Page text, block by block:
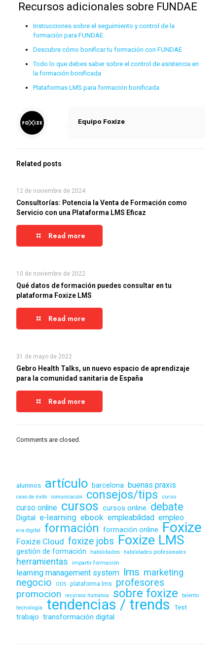
Recursos adicionales sobre FUNDAE
Instrucciones sobre el seguimiento y control de la
formación para FUNDAE
Descubre cómo bonificar tu formación con FUNDAE
Todo lo que debes saber sobre el control de asistencia en
la formación bonificada
Plataformas LMS para formación bonificada
Equipo Foxize
Related posts
12 de noviembre de 2024
Consultorías: Potencia la Venta de Formación como
Servicio con una Plataforma LMS Eficaz
Read more
10 de noviembre de 2022
Qué datos de formación puedes consultar en tu
plataforma Foxize LMS
Read more
31 de mayo de 2022
Gebro Health Talks, un nuevo espacio de aprendizaje
para la comunidad sanitaria de España
Read more
Comments are closed.
alumnos artículo barcelona buenas praxis
caso de éxito comunicación consejos/tips curso
curso online cursos cursos online debate
Digital e-learning ebook empleabilidad empleo
era digital formación formación online Foxize
Foxize Cloud foxize jobs Foxize LMS
gestión de formación habilidades habilidades profesionales
herramientas impartir formación
learning management system lms marketing
negocio ODS plataforma lms
profesores
promocion
recursos humanos sobre foxize
talento
tecnología
tendencias / trends
Test
trabajo transformación digital